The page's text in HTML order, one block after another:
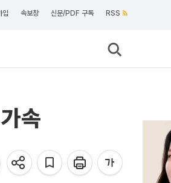
입 속보창 신문/PDF 구독 RSS
속